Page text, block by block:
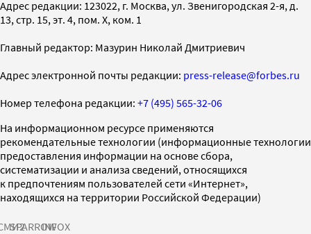
Адрес редакции: 123022, г. Москва, ул. Звенигородская 2-я, д.
13, стр. 15, эт. 4, пом. X, ком. 1
Главный редактор: Мазурин Николай Дмитриевич
Адрес электронной почты редакции: press-release@forbes.ru
Номер телефона редакции: +7 (495) 565-32-06
На информационном ресурсе применяются
рекомендательные технологии (информационные технологии
предоставления информации на основе сбора,
систематизации и анализа сведений, относящихся
к предпочтениям пользователей сети «Интернет»,
находящихся на территории Российской Федерации)
SPARROWINFOX